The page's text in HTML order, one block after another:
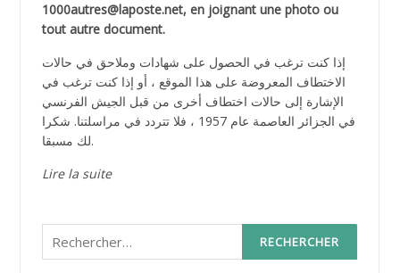
1000autres@laposte.net, en joignant une photo ou
tout autre document.
إذا كنت ترغب في الحصول على شهادات وملاحق في حالات
الاختطاف المعروضة على هذا الموقع ، أو إذا كنت ترغب في
الإشارة إلى حالات اختطاف أخرى من قبل الجيش الفرنسي
في الجزائر العاصمة عام 1957 ، فلا تتردد في مراسلتنا. شكرا
لك مسبقا.
Lire la suite
Rechercher :